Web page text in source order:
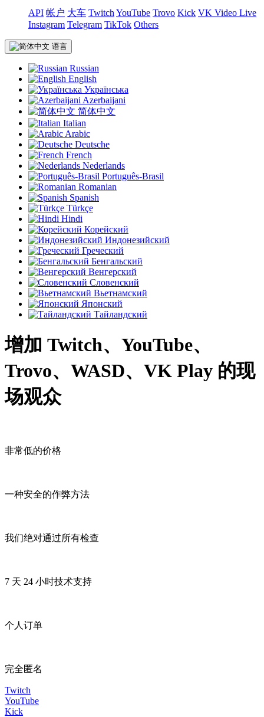
API 帐户 大车 Twitch YouTube Trovo Kick VK Video Live
Instagram Telegram TikTok Others
语言
Russian
English
Українська
Azerbaijani
简体中文
Italian
Arabic
Deutsche
French
Nederlands
Português-Brasil
Romanian
Spanish
Türkçe
Hindi
Корейский
Индонезийский
Греческий
Бенгальский
Венгерский
Словенский
Вьетнамский
Японский
Тайландский
增加 Twitch、YouTube、
Trovo、WASD、VK Play 的现
场观众
非常低的价格
一种安全的作弊方法
我们绝对通过所有检查
7 天 24 小时技术支持
个人订单
完全匿名
Twitch
YouTube
Kick